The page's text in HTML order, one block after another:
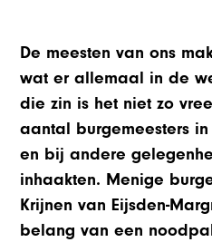
De meesten van ons
wat er allemaal in de
die zin is het niet zo
aantal burgemeesters
en bij andere
inhaakten. Menige
Krijnen van Eijsden-
belang van een